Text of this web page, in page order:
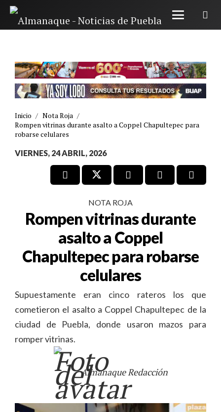
Inicio / Nota Roja /
Rompen vitrinas durante asalto a Coppel Chapultepec para
robarse celulares
VIERNES, 24 ABRIL, 2026
NOTA ROJA
Rompen vitrinas durante
asalto a Coppel
Chapultepec para robarse
celulares
Supuestamente eran cinco rateros los que
cometieron el asalto a Coppel Chapultepec de la
ciudad de Puebla, donde usaron mazos para
romper vitrinas.
Almanaque Redacción